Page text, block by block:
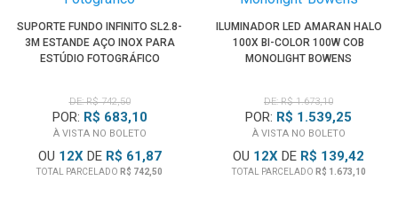
SUPORTE FUNDO INFINITO SL2.8-
3M ESTANDE AÇO INOX PARA
ESTÚDIO FOTOGRÁFICO
DE: R$ 742,50
POR: R$ 683,10
À VISTA NO BOLETO
OU 12XDE R$ 61,87
TOTAL PARCELADO R$ 742,50
ILUMINADOR LED AMARAN HALO
100X BI-COLOR 100W COB
MONOLIGHT BOWENS
DE: R$ 1.673,10
POR: R$ 1.539,25
À VISTA NO BOLETO
OU 12X DE R$ 139,42
TOTAL PARCELADO R$ 1.673,10